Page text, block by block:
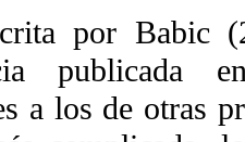
por Babic
publicada
a los de otras